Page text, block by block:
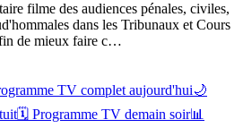
filme des audiences pénales, civiles,
dans les Tribunaux et Cours
de mieux faire c…
TV complet aujourd'hui🌙
🗓 Programme TV demain soir📊